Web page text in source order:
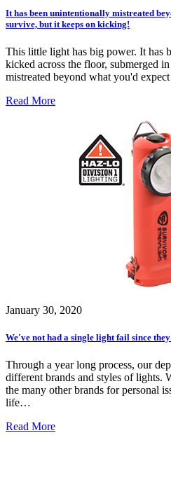
It has been unintentionally mistreated
survive, but it keeps on kicking!
This little light has big power. It has
kicked across the floor, submerged
mistreated beyond what you'd
Read More
January 30, 2020
We've not had a single light fail since
Through a year long process, our
different brands and styles of lights.
the many other brands for personal
life…
Read More